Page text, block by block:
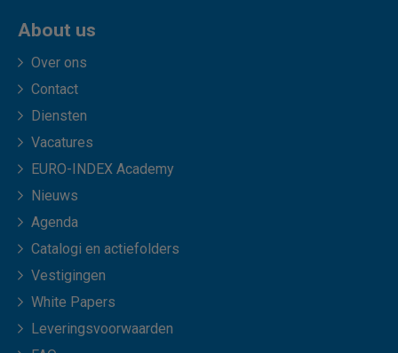
About us
Over ons
Contact
Diensten
Vacatures
EURO-INDEX Academy
Nieuws
Agenda
Catalogi en actiefolders
Vestigingen
White Papers
Leveringsvoorwaarden